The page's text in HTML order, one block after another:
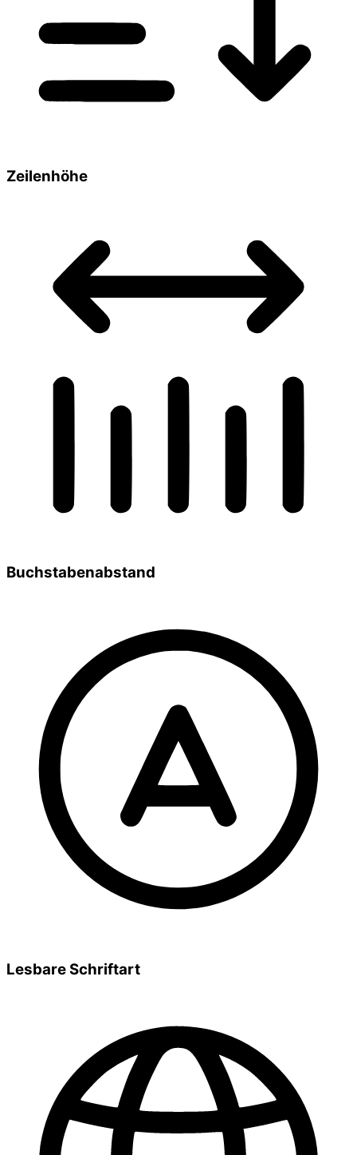
Zeilenhöhe
Buchstabenabstand
Lesbare Schriftart